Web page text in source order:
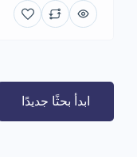
ابدأ بحثًا جديدًا